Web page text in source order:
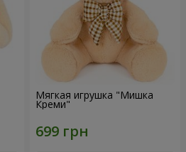
Мягкая игрушка "Мишка
Креми"